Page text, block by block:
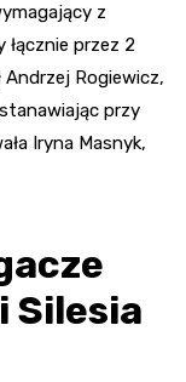
z
przez 2
Andrzej Rogiewicz,
przy
Iryna Masnyk,
Silesia